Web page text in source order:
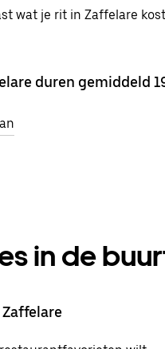
wat je rit in Zaffelare
duren gemiddeld
in de